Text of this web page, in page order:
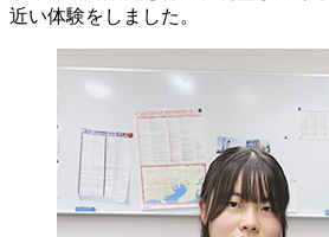
近い体験をしました。